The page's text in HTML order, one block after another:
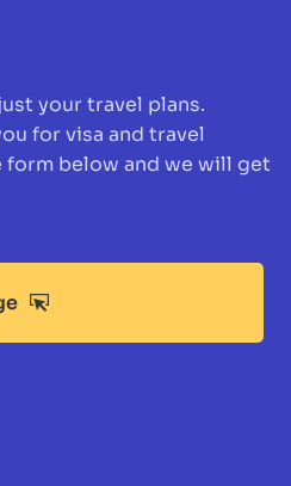
your travel plans.
for visa and travel
below and we will get